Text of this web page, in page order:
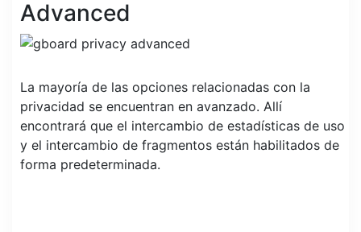
Advanced
La mayoría de las opciones relacionadas con la
privacidad se encuentran en avanzado. Allí
encontrará que el intercambio de estadísticas de uso
y el intercambio de fragmentos están habilitados de
forma predeterminada.